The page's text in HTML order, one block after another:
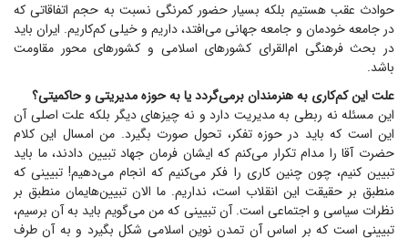
حوادث عقب هستیم بلکه بسیار حضور کمرنگی نسبت به حجم اتفاقاتی که
در جامعه خودمان و جامعه جهانی می‌افتد، داریم و خیلی کم‌کاریم. ایران باید
در بحث فرهنگی ام‌القرای کشور‌های اسلامی و کشور‌های محور مقاومت
باشد.
علت این کم‌کاری به هنرمندان برمی‌گردد یا به حوزه مدیریتی و حاکمیتی؟
این مسئله نه ربطی به مدیریت دارد و نه چیز‌های دیگر بلکه علت اصلی آن
این است که باید در حوزه تفکر، تحول صورت بگیرد. من امسال این کلام
حضرت آقا را مدام تکرار می‌کنم که ایشان فرمان جهاد تبیین دادند، ما باید
تبیین کنیم، چون چنین کاری را فکر می‌کنیم که انجام می‌دهیم! تبیینی که
منطبق بر حقیقت این انقلاب است، نداریم. ما الان تبیین‌هایمان منطبق بر
نظرات سیاسی و اجتماعی است. آن تبیینی که من می‌گویم باید به آن برسیم،
تبیینی است که بر اساس آن تمدن نوین اسلامی شکل بگیرد و به آن طرف